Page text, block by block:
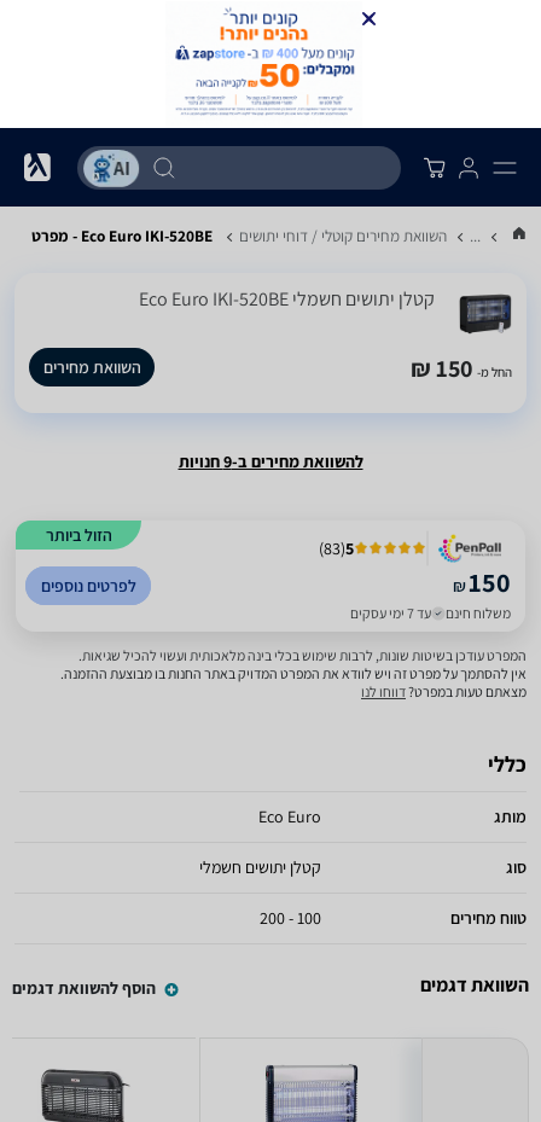
... השוואת מחירים קוטלי / דוחי יתושים Eco Euro IKI-520BE - מפרט
‏קטלן יתושים חשמלי Eco Euro IKI-520BE
החל מ- 150 ₪ השוואת מחירים
להשוואת מחירים ב-9 חנויות
הזול ביותר
5
(
83
)
₪150
משלוח חינם עד 7 ימי עסקים
לפרטים נוספים
המפרט עודכן בשיטות שונות, לרבות שימוש בכלי בינה מלאכותית ועשוי להכיל שגיאות.
אין להסתמך על מפרט זה ויש לוודא את המפרט המדויק באתר החנות בו מבוצעת ההזמנה.
מצאתם טעות במפרט?דווחו לנו
כללי
מותג Eco Euro
סוג קטלן יתושים חשמלי
טווח מחירים 100 - 200
השוואת דגמים הוסף להשוואת דגמים